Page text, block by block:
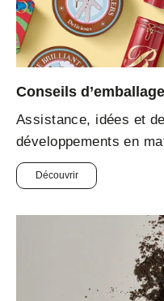
Conseils d’emballage
Assistance, idées et
développements en
Découvrir